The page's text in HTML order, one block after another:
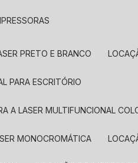
PRETO E BRANCO
PARA ESCRITÓRIO
A LASER MULTIFUNCIONAL
MONOCROMÁTICA